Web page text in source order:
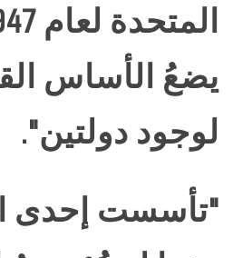
يضعُ الأساس
لوجود دولتين".
"تأسست إحدى